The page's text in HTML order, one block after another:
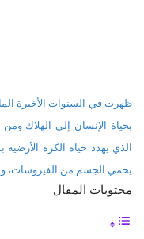
ظهرت في السنوات الأخيرة
بحياة الإنسان إلى الهلاك
الذي يهدد حياة الكرة
يحمي الجسم من الفيروسات،
محتويات المقال